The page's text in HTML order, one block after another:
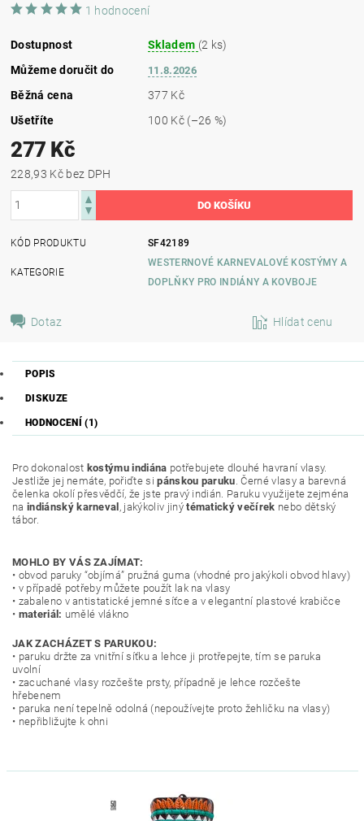
1 hodnocení
Dostupnost Skladem (2 ks)
Můžeme doručit do
11.8.2026
Běžná cena
377 Kč
Ušetříte
100 Kč (–26 %)
277 Kč
228,93 Kč bez DPH
KÓD PRODUKTU SF42189
KATEGORIE
WESTERNOVÉ KARNEVALOVÉ KOSTÝMY A
DOPLŇKY PRO INDIÁNY A KOVBOJE
Dotaz Hlídat cenu
POPIS
DISKUZE
HODNOCENÍ (1)
Pro dokonalost kostýmu indiána potřebujete dlouhé havraní vlasy.
Jestliže jej nemáte, pořiďte sipánskou paruku. Černé vlasy a barevná
čelenka okolí přesvědčí, že jste pravý indián. Paruku využijete zejména
na indiánský karneval , jakýkoliv jinýtématický večírek nebo dětský
tábor.
MOHLO BY VÁS ZAJÍMAT:
• obvod paruky “objímá” pružná guma (vhodné pro jakýkoli obvod hlavy)
• v případě potřeby můžete použít lak na vlasy
• zabaleno v antistatické jemné síťce a v elegantní plastové krabičce
• materiál: umělé vlákno
JAK ZACHÁZET S PARUKOU:
• paruku držte za vnitřní síťku a lehce ji protřepejte, tím se paruka
uvolní
• zacuchané vlasy rozčešte prsty, případně je lehce rozčešte
hřebenem
• paruka není tepelně odolná (nepoužívejte proto žehličku na vlasy)
• nepřibližujte k ohni